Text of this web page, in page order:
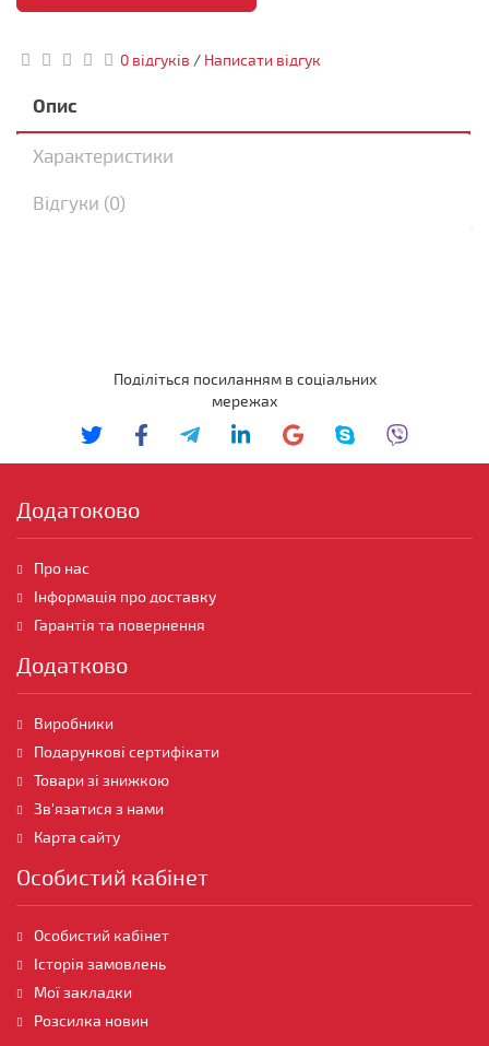
0 відгуків / Написати відгук
Опис
Характеристики
Відгуки (0)
Поділіться посиланням в соціальних
мережах
Додатоково
Про нас
Інформація про доставку
Гарантія та повернення
Додатково
Виробники
Подарункові сертифікати
Товари зі знижкою
Зв'язатися з нами
Карта сайту
Особистий кабінет
Особистий кабінет
Історія замовлень
Мої закладки
Розсилка новин